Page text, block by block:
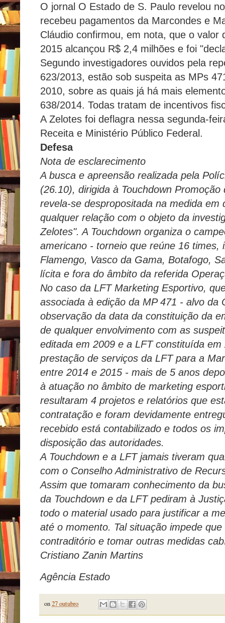
O jornal O Estado de S. Paulo revelou
recebeu pagamentos da Marcondes e
Cláudio confirmou, em nota, que o valor
2015 alcançou R$ 2,4 milhões e foi
Segundo investigadores ouvidos pela
623/2013, estão sob suspeita as MPs
2010, sobre as quais já há mais
638/2014. Todas tratam de incentivos
A Zelotes foi deflagra nessa segunda-
Receita e Ministério Público Federal.
Defesa
Nota de esclarecimento
A busca e apreensão realizada pela
(26.10), dirigida à Touchdown
revela-se despropositada na medida em
qualquer relação com o objeto da
Zelotes". A Touchdown organiza o
americano - torneio que reúne 16 times,
Flamengo, Vasco da Gama, Botafogo,
lícita e fora do âmbito da referida
No caso da LFT Marketing Esportivo,
associada à edição da MP 471 - alvo da
observação da data da constituição da
de qualquer envolvimento com as
editada em 2009 e a LFT constituída em
prestação de serviços da LFT para a
entre 2014 e 2015 - mais de 5 anos
à atuação no âmbito de marketing
resultaram 4 projetos e relatórios que
contratação e foram devidamente
recebido está contabilizado e todos os
disposição das autoridades.
A Touchdown e a LFT jamais tiveram
com o Conselho Administrativo de
Assim que tomaram conhecimento da
da Touchdown e da LFT pediram à
todo o material usado para justificar a
até o momento. Tal situação impede
contraditório e tomar outras medidas
Cristiano Zanin Martins
Agência Estado
on27 outubro